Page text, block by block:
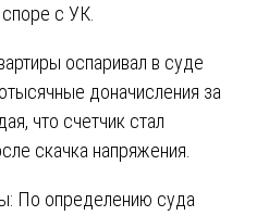
с УК.
оспаривал в суде
доначисления за
что счетчик стал
скачка напряжения.
По определению суда